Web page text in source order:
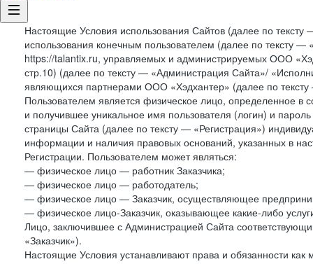
Настоящие Условия использования Сайтов (далее по
использования конечным пользователем (далее по тексту
https://talantix.ru, управляемых и администрируемых ООО
стр.10) (далее по тексту — «Администрация Сайта»/
являющихся партнерами ООО «Хэдхантер» (далее по
Пользователем является физическое лицо, определенное в
и получившее уникальное имя пользователя (логин) и
страницы Сайта (далее по тексту — «Регистрация»)
информации и наличия правовых оснований, указанных в
Регистрации. Пользователем может являться:
— физическое лицо — работник Заказчика;
— физическое лицо — работодатель;
— физическое лицо — Заказчик, осуществляющее
— физическое лицо-Заказчик, оказывающее какие-либо
Лицо, заключившее с Администрацией Сайта
«Заказчик»).
Настоящие Условия устанавливают права и обязанности